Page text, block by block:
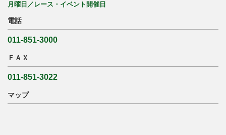
月曜日／レース・イベント開催日
電話
011-851-3000
ＦＡＸ
011-851-3022
マップ